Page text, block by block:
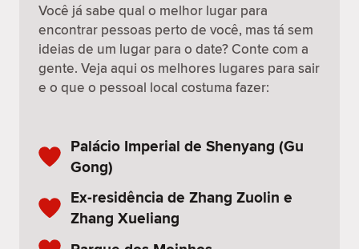
Você já sabe qual o melhor lugar para
encontrar pessoas perto de você, mas tá sem
ideias de um lugar para o date? Conte com a
gente. Veja aqui os melhores lugares para sair
e o que o pessoal local costuma fazer:
Palácio Imperial de Shenyang (Gu
Gong)
Ex-residência de Zhang Zuolin e
Zhang Xueliang